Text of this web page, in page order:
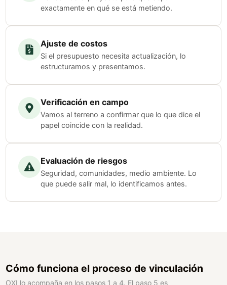
exactamente en qué se está metiendo.
Ajuste de costos
Si el presupuesto necesita actualización, lo
estructuramos y presentamos.
Verificación en campo
Vamos al terreno a confirmar que lo que dice el
papel coincide con la realidad.
Evaluación de riesgos
Seguridad, comunidades, medio ambiente. Lo
que puede salir mal, lo identificamos antes.
Cómo funciona el proceso de vinculación
OXI lo acompaña en los pasos 1 a 4. El paso 5 es